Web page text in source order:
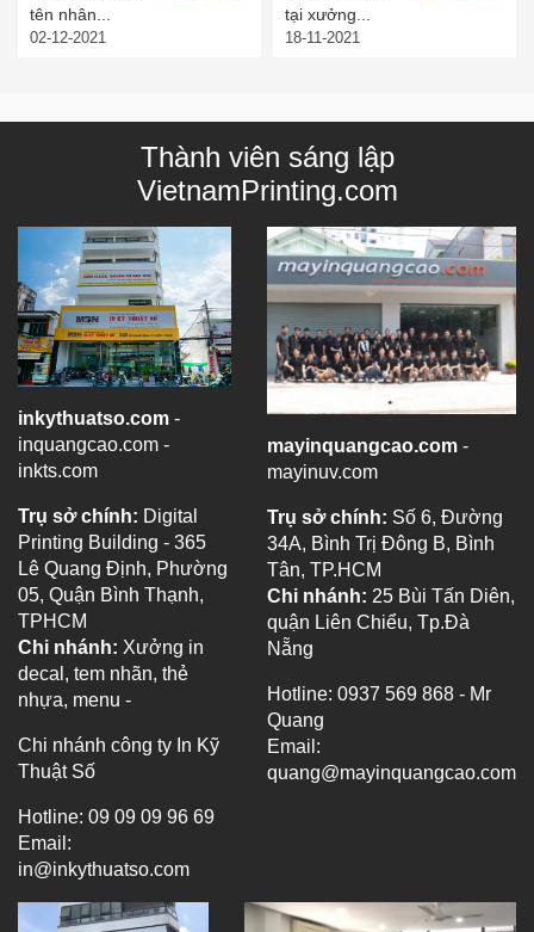
tên nhân...
02-12-2021
tại xưởng...
18-11-2021
Thành viên sáng lập
VietnamPrinting.com
inkythuatso.com -
inquangcao.com -
inkts.com
Trụ sở chính: Digital
Printing Building - 365
Lê Quang Định, Phường
05, Quận Bình Thạnh,
TPHCM
Chi nhánh: Xưởng in
decal, tem nhãn, thẻ
nhựa, menu -
Chi nhánh công ty In Kỹ
Thuật Số
Hotline: 09 09 09 96 69
Email:
in@inkythuatso.com
mayinquangcao.com -
mayinuv.com
Trụ sở chính: Số 6, Đường
34A, Bình Trị Đông B, Bình
Tân, TP.HCM
Chi nhánh: 25 Bùi Tấn Diên,
quận Liên Chiểu, Tp.Đà
Nẵng
Hotline: 0937 569 868 - Mr
Quang
Email:
quang@mayinquangcao.com